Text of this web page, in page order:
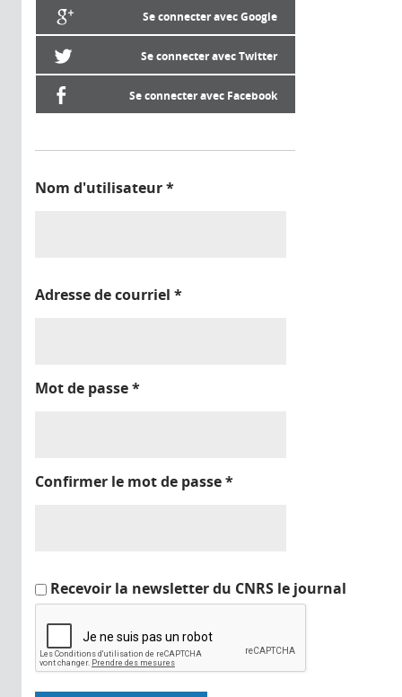
Se connecter avec Google
Se connecter avec Twitter
Se connecter avec Facebook
Nom d'utilisateur*
Adresse de courriel *
Mot de passe*
Confirmer le mot de passe*
Recevoir la newsletter du CNRS le journal